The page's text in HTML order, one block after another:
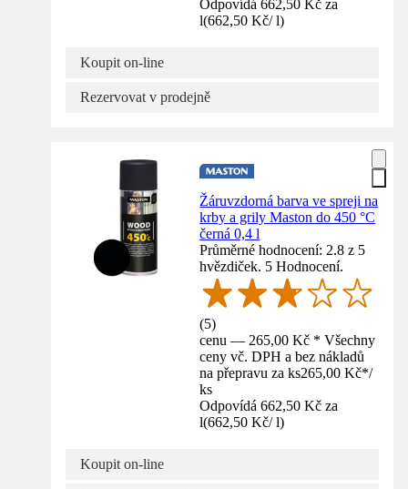
Odpovídá 662,50 Kč za
l(662,50 Kč/ l)
Koupit on-line
Rezervovat v prodejně
Žáruvzdorná barva ve spreji na
krby a grily Maston do 450 °C
černá 0,4 l
Průměrné hodnocení: 2.8 z 5
hvězdiček. 5 Hodnocení.
(5)
cenu — 265,00 Kč * Všechny
ceny vč. DPH a bez nákladů
na přepravu za ks265,00 Kč*/
ks
Odpovídá 662,50 Kč za
l(662,50 Kč/ l)
Koupit on-line